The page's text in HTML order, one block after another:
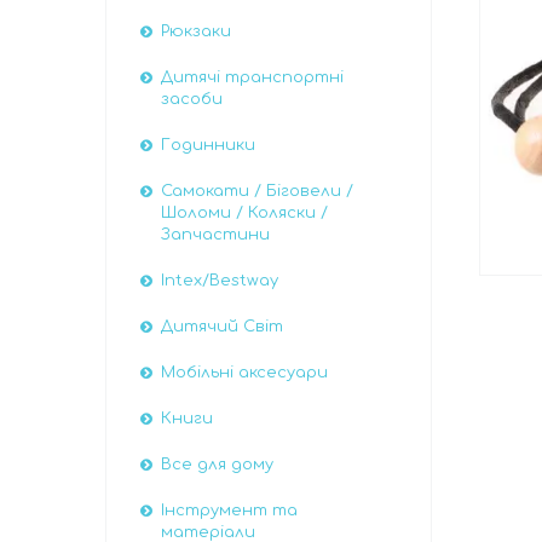
Рюкзаки
Дитячі транспортні
засоби
Годинники
Самокати / Біговели /
Шоломи / Коляски /
Запчастини
Intex/Bestway
Дитячий Світ
Мобільні аксесуари
Книги
Все для дому
Інструмент та
матеріали